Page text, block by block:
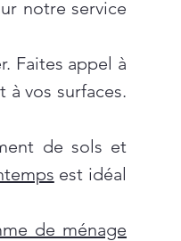
notre service
Faites appel à
vos surfaces.
de sols et
est idéal
de ménage